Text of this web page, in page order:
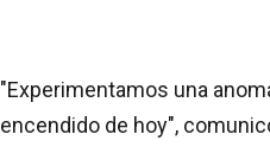
"Experimentamos una
encendido de hoy",